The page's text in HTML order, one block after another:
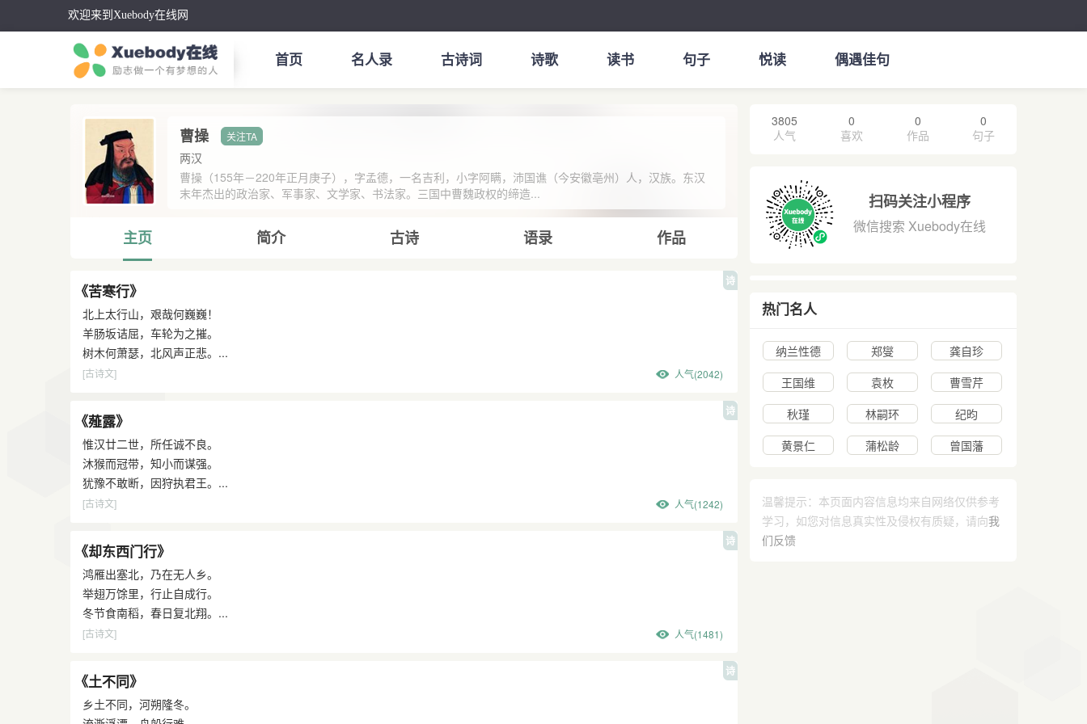
欢迎来到Xuebody在线网
首页 名人录 古诗词 诗歌 读书 句子 悦读 偶遇佳句
曹操
两汉
曹操（155年－220年正月庚子），字孟德，一名吉利，小字阿瞒，沛国谯（今安徽亳州）人，汉族。东汉
末年杰出的政治家、军事家、文学家、书法家。三国中曹魏政权的缔造...
主页 简介 古诗 语录 作品
诗
《苦寒行》
北上太行山，艰哉何巍巍！
羊肠坂诘屈，车轮为之摧。
树木何萧瑟，北风声正悲。...
[古诗文] 人气(2042)
诗
《薤露》
惟汉廿二世，所任诚不良。
沐猴而冠带，知小而谋强。
犹豫不敢断，因狩执君王。...
[古诗文] 人气(1242)
诗
《却东西门行》
鸿雁出塞北，乃在无人乡。
举翅万馀里，行止自成行。
冬节食南稻，春日复北翔。...
[古诗文] 人气(1481)
诗
《土不同》
乡土不同，河朔隆冬。
3805
人气
0
喜欢
0
作品
0
句子
扫码关注小程序
微信搜索 Xuebody在线
热门名人
纳兰性德 郑燮
龚自珍
王国维
袁枚
曹雪芹
秋瑾
林嗣环
纪昀
黄景仁
蒲松龄 曾国藩
温馨提示：本页面内容信息均来自网络仅供参考
学习，如您对信息真实性及侵权有质疑，请向我
们反馈